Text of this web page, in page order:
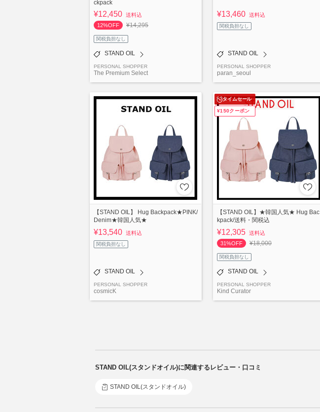
ckpack
¥12,450 送料込
12%OFF
¥14,295
関税負担なし
STAND OIL
PERSONAL SHOPPER
The Premium Select
¥13,460 送料込
関税負担なし
STAND OIL
PERSONAL SHOPPER
paran_seoul
【STAND OIL】 Hug Backpack★PINK/
Denim★韓国人気★
¥13,540 送料込
関税負担なし
STAND OIL
PERSONAL SHOPPER
cosmicK
タイムセール
¥150クーポン
【STAND OIL】★韓国人気★ Hug Bac
kpack/送料・関税込
¥12,305 送料込
31%OFF
¥18,000
関税負担なし
STAND OIL
PERSONAL SHOPPER
Kind Curator
STAND OIL(スタンドオイル)に関連するレビュー・口コミ
STAND OIL(スタンドオイル)